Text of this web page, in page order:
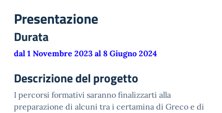
Presentazione
Durata
dal 1 Novembre 2023 al 8 Giugno 2024
Descrizione del progetto
I percorsi formativi saranno finalizzarti alla
preparazione di alcuni tra i certamina di Greco e di